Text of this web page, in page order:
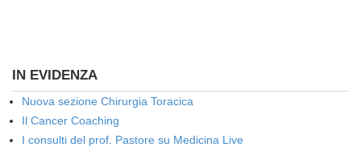
IN EVIDENZA
Nuova sezione Chirurgia Toracica
Il Cancer Coaching
I consulti del prof. Pastore su Medicina Live